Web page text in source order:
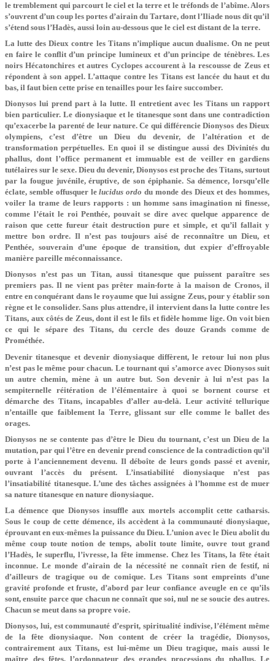
le tremblement qui parcourt le ciel et la terre et le tréfonds de l’abîme. Alors
s’ouvrent d’un coup les portes d’airain du Tartare, dont l’Iliade nous dit qu’il
s’étend sous l’Hadès, aussi loin au-dessous que le ciel est distant de la terre.
La lutte des Dieux contre les Titans n’implique aucun dualisme. On ne peut
en faire le conflit d’un principe lumineux et d’un principe de ténèbres. Les
noirs Hécatonchires et autres Cyclopes accourent à la rescousse de Zeus et
répondent à son appel. L’attaque contre les Titans est lancée du haut et du
bas, il faut bien cette prise en tenailles pour les faire succomber.
Dionysos lui prend part à la lutte. Il entretient avec les Titans un rapport
bien particulier. Le dionysiaque et le titanesque sont dans une contradiction
qu’exacerbe la parenté de leur nature. Ce qui différencie Dionysos des Dieux
olympiens, c’est d’être un Dieu du devenir, de l’altération et de
transformation perpétuelles. En quoi il se distingue aussi des Divinités du
phallus, dont l’office permanent et immuable est de veiller en gardiens
tutélaires sur le sexe. Dieu du devenir, Dionysos est proche des Titans, surtout
par la fougue juvénile, éruptive, de son épiphanie. Sa démence, lorsqu’elle
éclate, semble offusquer lelucidus ordo du monde des Dieux et des hommes,
voiler la trame de leurs rapports : un homme sans imagination ni finesse,
comme l’était le roi Penthée, pouvait se dire avec quelque apparence de
raison que cette fureur était destruction pure et simple, et qu’il fallait y
mettre bon ordre. Il n’est pas toujours aisé de reconnaître un Dieu, et
Penthée, souverain d’une époque de transition, dut expier d’effroyable
manière pareille méconnaissance.
Dionysos n’est pas un Titan, aussi titanesque que puissent paraître ses
premiers pas. Il ne vient pas prêter main-forte à la maison de Cronos, il
entre en conquérant dans le royaume que lui assigne Zeus, pour y établir son
règne et le consolider. Sans plus attendre, il intervient dans la lutte contre les
Titans, aux côtés de Zeus, dont il est le fils et fidèle homme lige. On voit bien
ce qui le sépare des Titans, du cercle des douze Grands comme de
Prométhée.
Devenir titanesque et devenir dionysiaque diffèrent, le retour lui non plus
n’est pas le même pour chacun. Le tournant qui s’amorce avec Dionysos suit
un autre chemin, mène à un autre but. Son devenir à lui n’est pas la
sempiternelle réitération de l’élémentaire à quoi se bornent course et
démarche des Titans, incapables d’aller au-delà. Leur activité tellurique
n’entaille que faiblement la Terre, glissant sur elle comme le ballet des
orages.
Dionysos ne se contente pas d’être le Dieu du tournant, c’est un Dieu de la
mutation, par qui l’être en devenir prend conscience de la contradiction qu’il
porte à l’anciennement devenu. Il déboîte de leurs gonds passé et avenir,
ouvrant l’accès du présent. L’insatiabilité dionysiaque n’est pas
l’insatiabilité titanesque. L’une des tâches assignées à l’homme est de muer
sa nature titanesque en nature dionysiaque.
La démence que Dionysos insuffle aux mortels accomplit cette catharsis.
Sous le coup de cette démence, ils accèdent à la communauté dionysiaque,
éprouvant en eux-mêmes la puissance du Dieu. L’union avec le Dieu abolit du
même coup toute notion de temps, abolit toute limite, ouvre tout grand
l’Hadès, le superflu, l’ivresse, la fête immense. Chez les Titans, la fête était
inconnue. Le monde d’airain de la nécessité ne connaît rien de festif, ni
d’ailleurs de tragique ou de comique. Les Titans sont empreints d’une
gravité profonde et fruste, d’abord par leur confiance aveugle en ce qu’ils
sont, ensuite parce que chacun ne connaît que soi, nul ne se soucie des autres.
Chacun se meut dans sa propre voie.
Dionysos, lui, est communauté d’esprit, spiritualité indivise, l’élément même
de la fête dionysiaque. Non content de créer la tragédie, Dionysos,
contrairement aux Titans, est lui-même un Dieu tragique, mais aussi le
maître des fêtes, l’ordonnateur des grandes processions du phallus. Le